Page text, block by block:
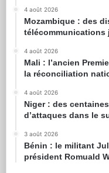
4 août 2026
Mozambique : des
4 août 2026
Mali : l’ancien
la réconciliation
4 août 2026
Niger : des
d’attaques dans le
3 août 2026
Bénin : le militant
président Romuald